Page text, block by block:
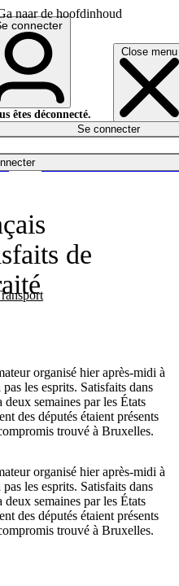
naar de hoofdinhoud
Close menu
connecter
êtes déconnecté.
Se connecter
de
organisé hier après-midi à
les esprits. Satisfaits dans
semaines par les États
des députés étaient présents
trouvé à Bruxelles.
organisé hier après-midi à
les esprits. Satisfaits dans
semaines par les États
des députés étaient présents
trouvé à Bruxelles.